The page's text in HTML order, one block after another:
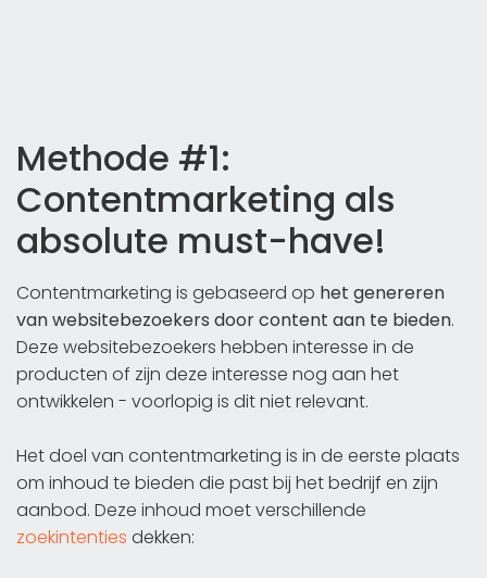
Methode #1:
Contentmarketing als
absolute must-have!
Contentmarketing is gebaseerd op het genereren
van websitebezoekers door content aan te bieden.
Deze websitebezoekers hebben interesse in de
producten of zijn deze interesse nog aan het
ontwikkelen - voorlopig is dit niet relevant.
Het doel van contentmarketing is in de eerste plaats
om inhoud te bieden die past bij het bedrijf en zijn
aanbod. Deze inhoud moet verschillende
zoekintenties dekken: